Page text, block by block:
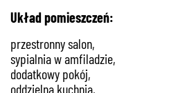
Układ pomieszczeń:
przestronny salon,
sypialnia w amfiladzie,
dodatkowy pokój,
oddzielna kuchnia,